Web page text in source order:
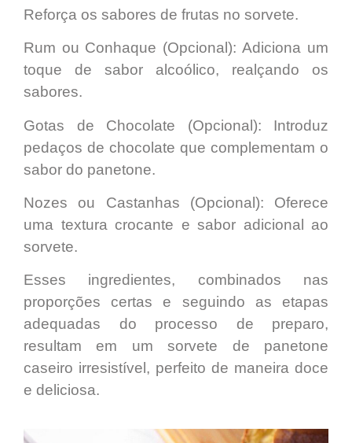
Reforça os sabores de frutas no sorvete.
Rum ou Conhaque (Opcional):Adiciona um
toque de sabor alcoólico, realçando os
sabores.
Gotas de Chocolate (Opcional): Introduz
pedaços de chocolate que complementam o
sabor do panetone.
Nozes ou Castanhas (Opcional): Oferece
uma textura crocante e sabor adicional ao
sorvete.
Esses ingredientes, combinados nas
proporções certas e seguindo as etapas
adequadas do processo de preparo,
resultam em um sorvete de panetone
caseiro irresistível , perfeito de maneira doce
e deliciosa.